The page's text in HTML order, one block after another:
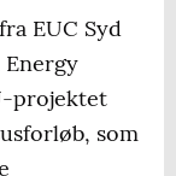
EUC Syd
projektet
som